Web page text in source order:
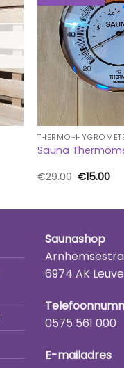
THERMO-
Sauna
€29.00 €15.00
Saunashop
6974 AK
0575 561 000
E-mailadres